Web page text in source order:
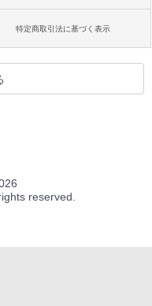
特定商取引法に基づく表示
reserved.